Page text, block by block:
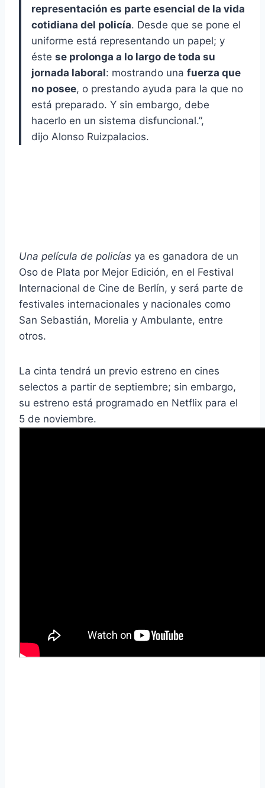
representación es parte esencial de la vida
cotidiana del policía. Desde que se pone el
uniforme está representando un papel; y
éste se prolonga a lo largo de toda su
jornada laboral: mostrando una fuerza que
no posee, o prestando ayuda para la que no
está preparado. Y sin embargo, debe
hacerlo en un sistema disfuncional.”,
dijo Alonso Ruizpalacios.
Una película de policías ya es ganadora de un
Oso de Plata por Mejor Edición, en el Festival
Internacional de Cine de Berlín, y será parte de
festivales internacionales y nacionales como
San Sebastián, Morelia y Ambulante, entre
otros.
La cinta tendrá un previo estreno en cines
selectos a partir de septiembre; sin embargo,
su estreno está programado en Netflix para el
5 de noviembre.